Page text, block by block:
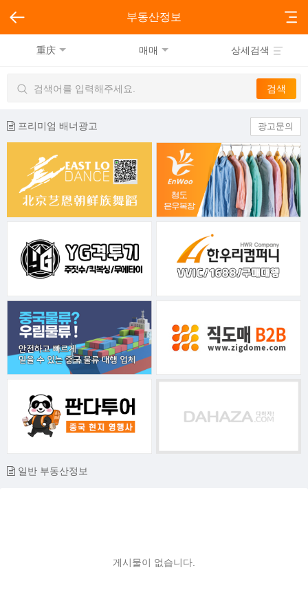
부동산정보
重庆 매매 상세검색
프리미엄 배너광고 광고문의
일반 부동산정보
게시물이 없습니다.